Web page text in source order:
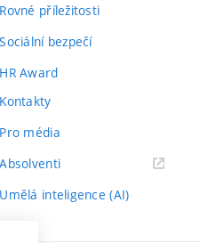
Rovné příležitosti
Sociální bezpečí
HR Award
Kontakty
Pro média
Absolventi(externí
Umělá inteligence (AI)